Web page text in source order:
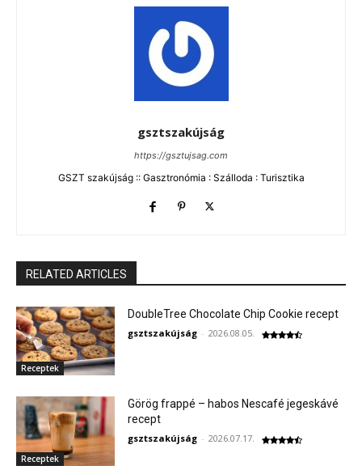
gsztszakújság
https://gsztujsag.com
GSZT szakújság :: Gasztronómia : Szálloda : Turisztika
RELATED ARTICLES
Receptek
DoubleTree Chocolate Chip Cookie recept
gsztszakújság - 2026.08.05.
Receptek
Görög frappé – habos Nescafé jegeskávé
recept
gsztszakújság - 2026.07.17.